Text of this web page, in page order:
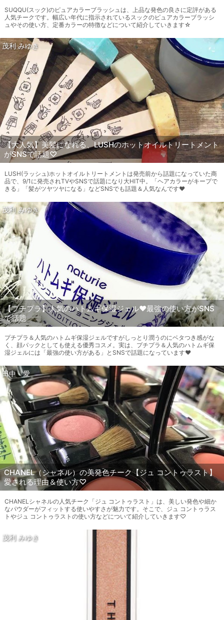
SUQQU(スック)のピュアカラーブラッシュは、上品な発色の良さに定評がある
人気チークです。幅広い年代に指示されているスックのピュアカラーブラッシ
ュやその使い方、定番カラーの特徴などについて紹介していきます☆
茂利 みゆき
【大人気】美髪になれる、LUSHのホットオイルトリートメント
がSNSで話題♡
LUSH(ラッシュ)ホットオイルトリートメントは発売前から話題になっていた商
品で、9/1に発売されTVやSNSで話題になり大HIT中。「ヘアカラーがキープで
きる」「髪がツヤツヤになる」などSNSでも話題＆人気なんです♥
茂利 みゆき
【プチプラ】人気のハトムギ保湿ジェル♥最強の使い方がSNS
で話題
プチプラ＆人気のハトムギ保湿ジェルですがしっとり潤うのにベタつき感がな
く、顔パックとしても使える優秀コスメ。実は、プチプラ＆人気のハトムギ保
湿ジェルには「最強の使い方がある」とSNSで話題になっています♥
田中 愛
CHANEL（シャネル）の美発色チーク【ジュ コントゥラスト】
愛される理由＆使い方♡
CHANELシャネルの人気チーク「ジュ コントゥラスト」は、美しい発色や細か
なパウダーがフィットする使いやすさが魅力です。そこで、ジュ コントゥラス
トやジュ コントゥラストの使い方などについて紹介していきます♡
茂利 みゆき